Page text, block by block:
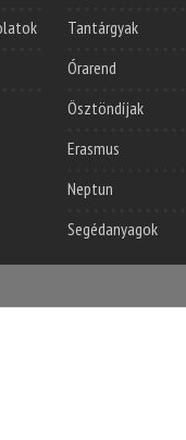
Tantárgyak
Órarend
Ösztöndíjak
Erasmus
Neptun
Segédanyagok